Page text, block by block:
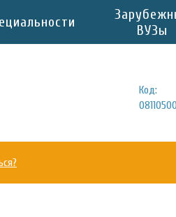
ВУЗы
Код:
08110500